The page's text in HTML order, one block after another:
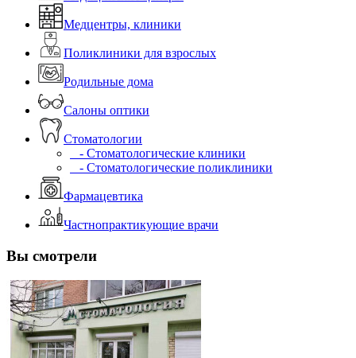
Медцентры, клиники
Поликлиники для взрослых
Родильные дома
Салоны оптики
Стоматологии
- Стоматологические клиники
- Стоматологические поликлиники
Фармацевтика
Частнопрактикующие врачи
Вы смотрели